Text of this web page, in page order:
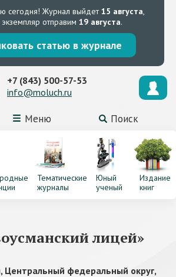
сегодня! Журнал выйдет15 августа,
отправим 19 августа.
статью в журнале
Меню Поиск
+7 (843) 500-57-53
info@moluch.ru
Тематические
журналы
Юный
ученый
Издание
книг
лицей»
Центральный федеральный округ,